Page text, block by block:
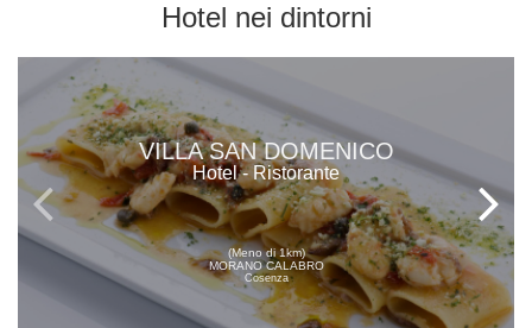
Hotel nei dintorni
VILLA SAN DOMENICO
Hotel - Ristorante
(Meno di 1km)
MORANO CALABRO
Cosenza